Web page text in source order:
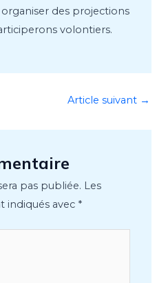
des projections
volontiers.
Article suivant →
pas publiée. Les
indiqués avec *